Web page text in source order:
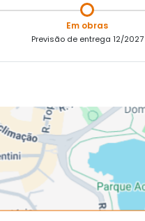
Em obras
Previsão de entrega 12/2027